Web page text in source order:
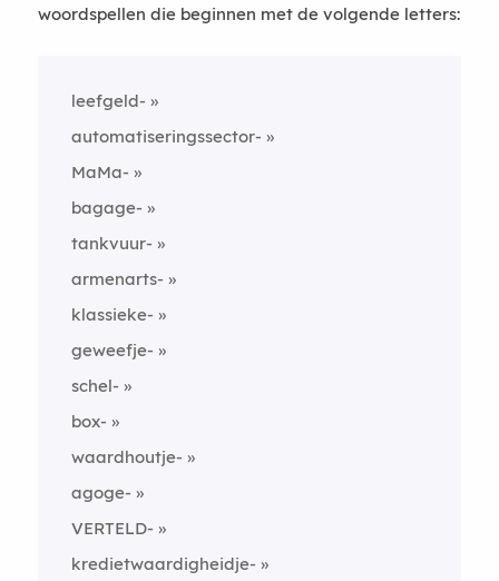
woordspellen die beginnen met de volgende letters:
leefgeld-
automatiseringssector-
MaMa-
bagage-
tankvuur-
armenarts-
klassieke-
geweefje-
schel-
box-
waardhoutje-
agoge-
VERTELD-
kredietwaardigheidje-